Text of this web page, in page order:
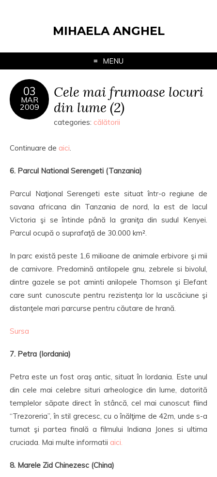
MIHAELA ANGHEL
MENU
03
MAR
2009
Cele mai frumoase locuri
din lume (2)
categories: călătorii
Continuare de aici.
6. Parcul National Serengeti (Tanzania)
Parcul Naţional Serengeti este situat într-o regiune de
savana africana din Tanzania de nord, la est de lacul
Victoria şi se întinde până la graniţa din sudul Kenyei.
Parcul ocupă o suprafaţă de 30.000 km².
In parc există peste 1,6 milioane de animale erbivore şi mii
de carnivore. Predomină antilopele gnu, zebrele si bivolul,
dintre gazele se pot aminti anilopele Thomson şi Elefant
care sunt cunoscute pentru rezistenţa lor la uscăciune şi
distanţele mari parcurse pentru căutare de hrană.
Sursa
7. Petra (Iordania)
Petra este un fost oraş antic, situat în Iordania. Este unul
din cele mai celebre situri arheologice din lume, datorită
templelor săpate direct în stâncă, cel mai cunoscut fiind
“Trezoreria”, în stil grecesc, cu o înălţime de 42m, unde s-a
turnat şi partea finală a filmului Indiana Jones si ultima
cruciada. Mai multe informatii aici.
8. Marele Zid Chinezesc (China)